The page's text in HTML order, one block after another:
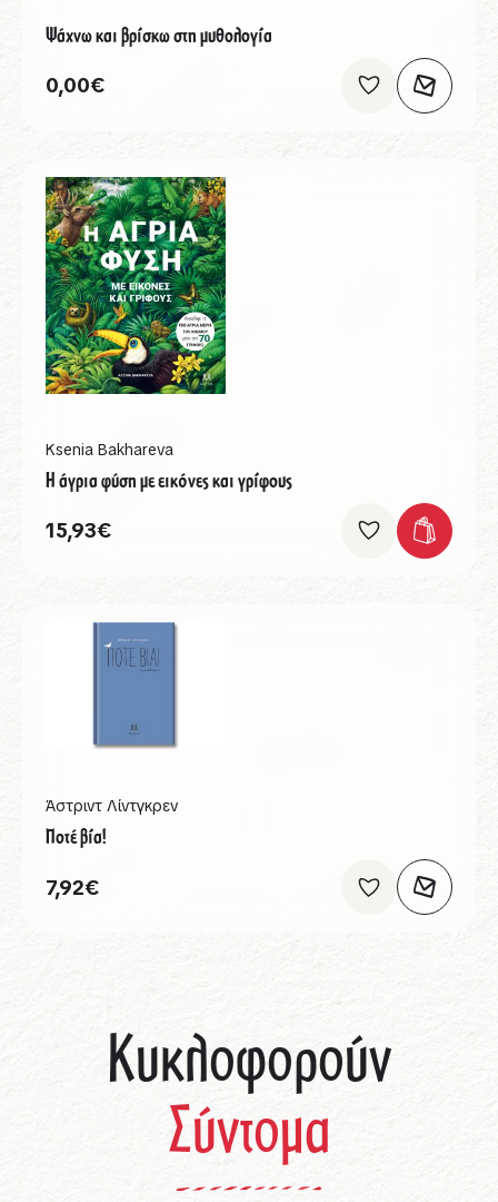
Ψάχνω και βρίσκω στη μυθολογία
0,00€
Ksenia Bakhareva
Η άγρια φύση με εικόνες και γρίφους
15,93€
Άστριντ Λίντγκρεν
Ποτέ βία!
7,92€
Κυκλοφορούν
Σύντομα